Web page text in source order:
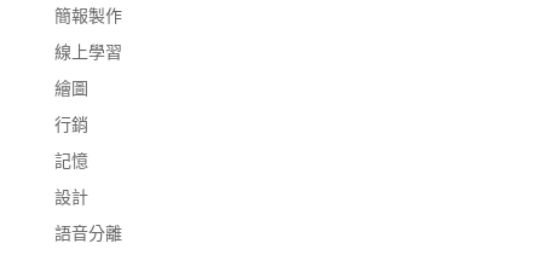
簡報製作
線上學習
繪圖
行銷
記憶
設計
語音分離